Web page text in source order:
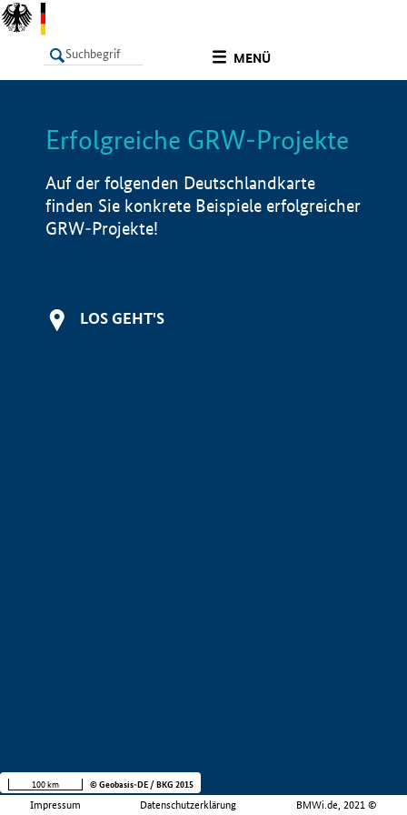
MENÜ
LISTE Info
Erfolgreiche GRW-Projekte
Auf der folgenden Deutschlandkarte
finden Sie konkrete Beispiele erfolgreicher
GRW-Projekte!
LOS GEHT'S
Impressum Datenschutzerklärung BMWi.de, 2021 ©
100 km © Geobasis-DE / BKG 2015